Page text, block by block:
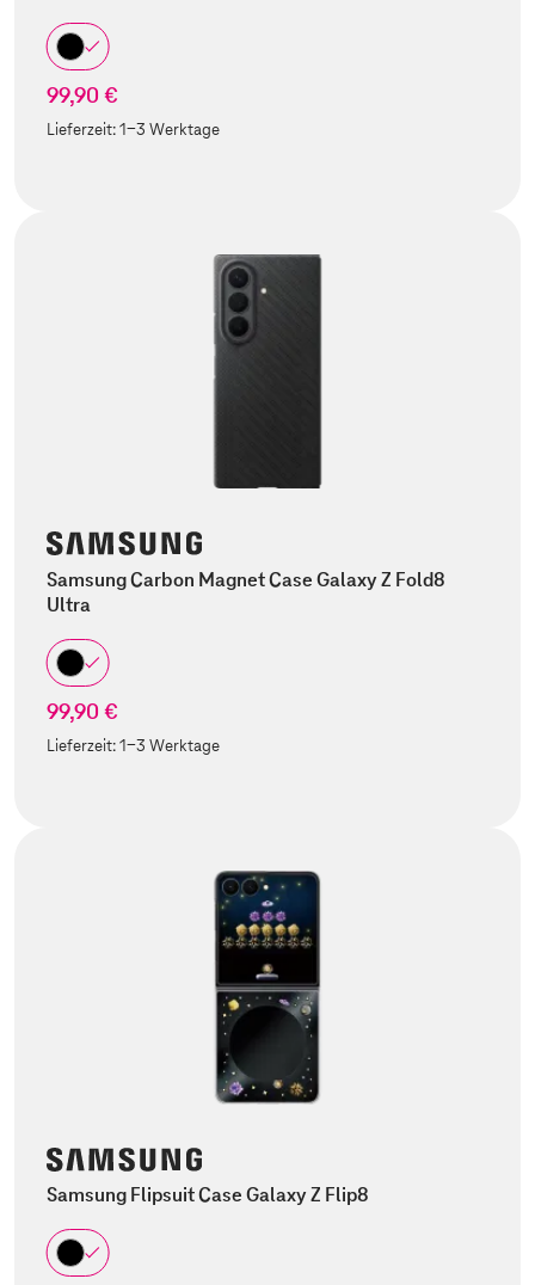
99,90 €
Lieferzeit:1-3 Werktage
Samsung Carbon Magnet Case Galaxy Z Fold8
Ultra
99,90 €
Lieferzeit:1-3 Werktage
Samsung Flipsuit Case Galaxy Z Flip8